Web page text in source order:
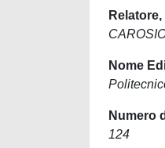
Nome
Numero
124